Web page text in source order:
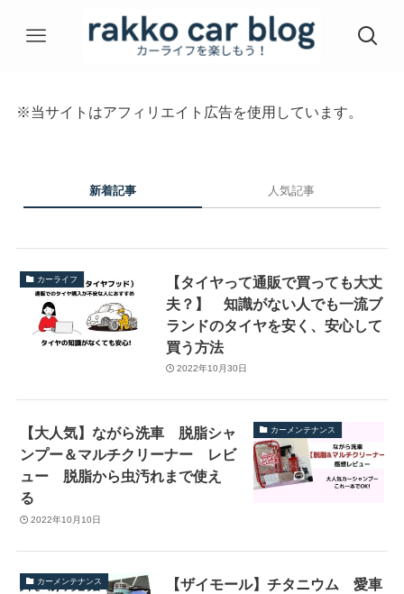
※当サイトはアフィリエイト広告を使用しています。
新着記事 人気記事
カーライフ
【タイヤって通販で買っても大丈
夫？】 知識がない人でも一流ブ
ランドのタイヤを安く、安心して
買う方法
2022年10月30日
カーメンテナンス
【大人気】ながら洗車 脱脂シャ
ンプー＆マルチクリーナー レビ
ュー 脱脂から虫汚れまで使え
る
2022年10月10日
カーメンテナンス
【ザイモール】チタニウム 愛車